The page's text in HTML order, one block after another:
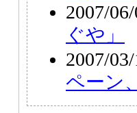
2007/
ぐや」
2007/
ペーン